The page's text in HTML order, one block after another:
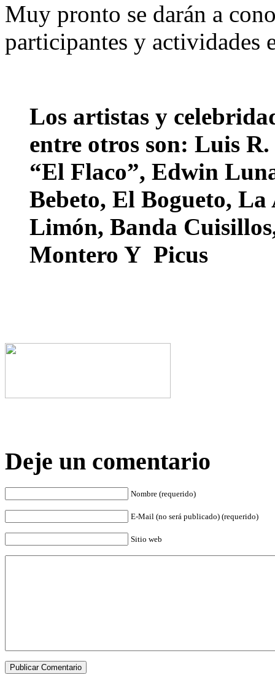
Muy pronto se darán a
participantes y actividades
Los artistas y
entre otros son: Luis
“El Flaco”, Edwin
Bebeto, El Bogueto,
Limón, Banda
Montero Y Picus
Deje un comentario
Nombre (requerido)
E-Mail (no será publicado) (requerido)
Sitio web